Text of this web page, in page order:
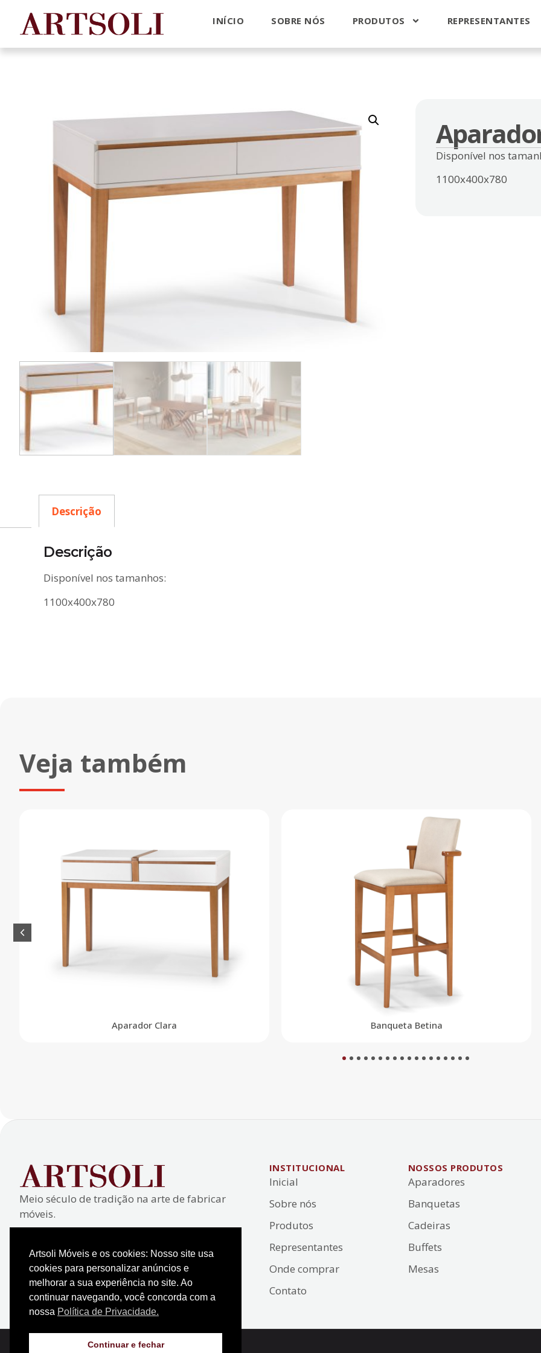
INÍCIO SOBRE NÓS PRODUTOS REPRESENTANTES
Disponível nos
1100x400x780
Descrição
Descrição
Disponível nos tamanhos:
1100x400x780
Veja também
Aparador Clara Banqueta Betina
5 6 7 8 9 101112131415161718
Meio século de tradição na arte de fabricar
móveis.
INSTITUCIONAL
Inicial
Sobre nós
Produtos
Representantes
Onde comprar
Contato
NOSSOS PRODUTOS
Aparadores
Banquetas
Cadeiras
Buffets
Mesas
© 2026 Artsoli Móveis. Todos os direitos reservados.
Artsoli Móveis e os cookies: Nosso site usa
cookies para personalizar anúncios e
melhorar a sua experiência no site. Ao
continuar navegando, você concorda com a
nossa Política de Privacidade.
Continuar e fechar